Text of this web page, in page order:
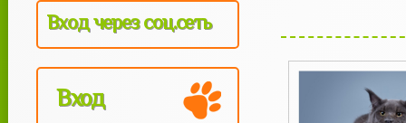
Вход через соц.сеть
Вход